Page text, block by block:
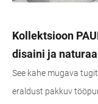
Kollektsioon
disaini ja
See kahe mugava
eraldust pakkuv